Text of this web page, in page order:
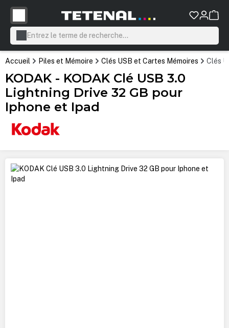
principal
Accueil Piles et Mémoire Clés USB et Cartes Mémoires Clés
KODAK - KODAK Clé USB 3.0
Lightning Drive 32 GB pour
Iphone et Ipad
Ignorer la galerie d'images